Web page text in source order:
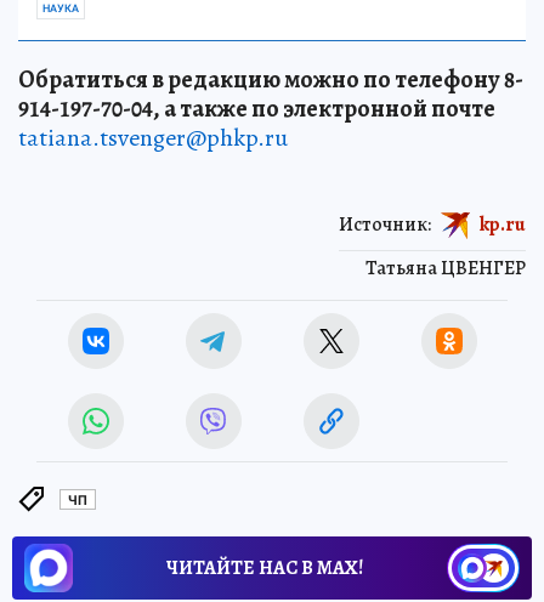
НАУКА
Обратиться в редакцию можно по телефону 8-
914-197-70-04, а также по электронной почте
tatiana.tsvenger@phkp.ru
Татьяна ЦВЕНГЕР
Источник: kp.ru
ЧП
ЧИТАЙТЕ НАС В МАХ!